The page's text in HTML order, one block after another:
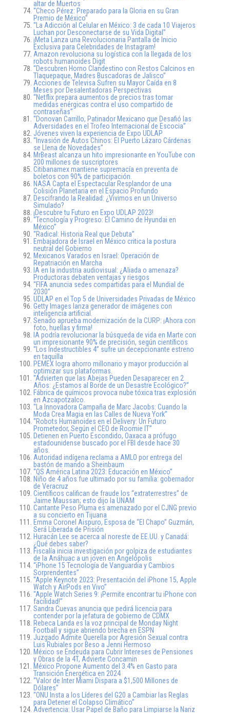
altar de Muertos
“Checo Pérez: Preparado para la Gloria en su Gran
Premio de México”
“La Adicción al Celular en México: 3 de cada 10 Viajeros
Luchan por Desconectarse de su Vida Digital”
¡Meta Lanza una Revolucionaria Pantalla de Inicio
Exclusiva para Celebridades de Instagram!
Amazon revoluciona su logística con la llegada de los
robots humanoides Digit
“Descubren Horno Clandestino con Restos Calcinos en
Tlaquepaque, Madres Buscadoras de Jalisco”
Acciones de Televisa Sufren su Mayor Caída en 8
Meses por Desalentadoras Perspectivas
“Netflix prepara aumentos de precios tras tomar
medidas enérgicas contra el uso compartido de
contraseñas”
“Donovan Carrillo, Patinador Mexicano que Desafió las
Adversidades en el Trofeo Internacional de Escocia”
Jóvenes viven la experiencia de Expo UDLAP
“Invasión de Autos Chinos: El Puerto Lázaro Cárdenas
se Llena de Novedades”
MrBeast alcanza un hito impresionante en YouTube con
200 millones de suscriptores
Citibanamex mantiene supremacía en preventa de
boletos con 90% de participación.
NASA Capta el Espectacular Resplandor de una
Colisión Planetaria en el Espacio Profundo
Descifrando la Realidad: ¿Vivimos en un Universo
Simulado?
¡Descubre tu Futuro en Expo UDLAP 2023!
“Tecnología y Progreso: El Camino de Hyundai en
México”
“Radical: Historia Real que Debuta”
Embajadora de Israel en México critica la postura
neutral del Gobierno
Mexicanos Varados en Israel: Operación de
Repatriación en Marcha
IA en la industria audiovisual: ¿Aliada o amenaza?
Productoras debaten ventajas y riesgos
“FIFA anuncia sedes compartidas para el Mundial de
2030”
UDLAP en el Top 5 de Universidades Privadas de México
Getty Images lanza generador de imágenes con
inteligencia artificial.
Senado aprueba modernización de la CURP: ¡Ahora con
foto, huellas y firma!
IA podría revolucionar la búsqueda de vida en Marte con
un impresionante 90% de precisión, según científicos
“Los Indestructibles 4” sufre un decepcionante estreno
en taquilla
PEMEX logra ahorro millonario y mayor producción al
optimizar sus plataformas.
“Advierten que las Abejas Pueden Desaparecer en 2
Años: ¿Estamos al Borde de un Desastre Ecológico?”
Fábrica de químicos provoca nube tóxica tras explosión
en Azcapotzalco.
“La Innovadora Campaña de Marc Jacobs: Cuando la
Moda Crea Magia en las Calles de Nueva York”
“Robots Humanoides en el Delivery: Un Futuro
Prometedor, Según el CEO de Roomie IT”
Detienen en Puerto Escondido, Oaxaca a prófugo
estadounidense buscado por el FBI desde hace 30
años.
Autoridad indígena reclama a AMLO por entrega del
bastón de mando a Sheinbaum
“QS América Latina 2023: Educación en México”
Niño de 4 años fue ultimado por su familia: gobernador
de Veracruz
Científicos califican de fraude los “extraterrestres” de
Jaime Maussan; esto dijo la UNAM
Cantante Peso Pluma es amenazado por el CJNG previo
a su concierto en Tijuana
Emma Coronel Aispuro, Esposa de “El Chapo” Guzmán,
Será Liberada de Prisión
Huracán Lee se acerca al noreste de EE.UU. y Canadá:
¿Qué debes saber?
Fiscalía inicia investigación por golpiza de estudiantes
de la Anáhuac a un joven en Angelópolis
“iPhone 15 Tecnología de Vanguardia y Cambios
Sorprendentes”
“Apple Keynote 2023: Presentación del iPhone 15, Apple
Watch y AirPods en Vivo”
“Apple Watch Series 9: ¡Permite encontrar tu iPhone con
facilidad!”
Sandra Cuevas anuncia que pedirá licencia para
contender por la jefatura de gobierno de CDMX
Rebeca Landa es la voz principal de Monday Night
Football y sigue abriendo brecha en ESPN
Juzgado Admite Querella por Agresión Sexual contra
Luis Rubiales por Beso a Jenni Hermoso
México se Endeuda para Cubrir Intereses de Pensiones
y Obras de la 4T, Advierte Concamin
México Propone Aumento del 3.4% en Gasto para
Transición Energética en 2024
“Valor de Inter Miami Dispara a $1,500 Millones de
Dólares”
“ONU Insta a los Líderes del G20 a Cambiar las Reglas
para Detener el Colapso Climático”
Advertencia: Usar Papel de Baño para Limpiarse la Nariz